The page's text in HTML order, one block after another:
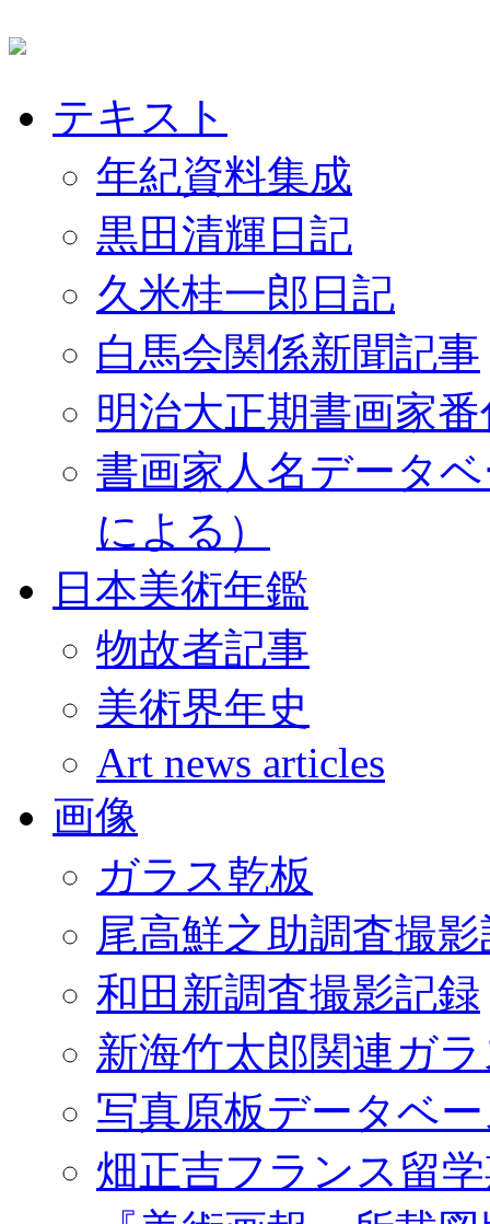
テキスト
年紀資料集成
黒田清輝日記
久米桂一郎日記
白馬会関係新聞記事
明治大正期書画家
書画家人名データ
による）
日本美術年鑑
物故者記事
美術界年史
Art news articles
画像
ガラス乾板
尾高鮮之助調査撮
和田新調査撮影記録
新海竹太郎関連ガ
写真原板データベ
畑正吉フランス留